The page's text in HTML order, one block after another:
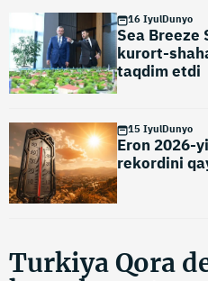
16 IyulDunyo
Sea Breeze
kurort-
taqdim etdi
15 IyulDunyo
Eron 2026-
rekordini
Turkiya Qora